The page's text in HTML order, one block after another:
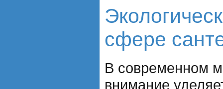
сфере
В современном
внимание